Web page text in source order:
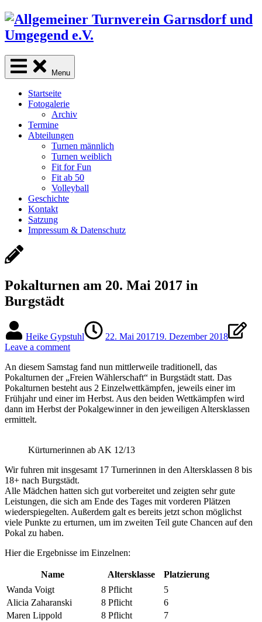
Skip
content
Menu
Startseite
Fotogalerie
Archiv
Termine
Abteilungen
Turnen männlich
Turnen weiblich
Fit for Fun
Fit ab 50
Volleyball
Geschichte
Kontakt
Satzung
Impressum & Datenschutz
Pokalturnen am 20. Mai 2017 in
Burgstädt
Heike Gypstuhl 22. Mai 201719. Dezember 2018
Leave a comment
An diesem Samstag fand nun mittlerweile traditionell, das
Pokalturnen der „Freien Wählerschaft“ in Burgstädt statt. Das
Pokalturnen besteht aus 2 Einzelwettkämpfen, jeweils einer im
Frühjahr und einer im Herbst. Aus den beiden Wettkämpfen wird
dann im Herbst der Pokalgewinner in den jeweiligen Altersklassen
ermittelt.
Kürturnerinnen ab AK 12/13
Wir fuhren mit insgesamt 17 Turnerinnen in den Altersklassen 8 bis
18+ nach Burgstädt.
Alle Mädchen hatten sich gut vorbereitet und zeigten sehr gute
Leistungen, die sich am Ende des Tages mit vorderen Plätzen
wiederspiegelten. Außerdem galt es bereits jetzt schon möglichst
viele Punkte zu erturnen, um im zweiten Teil gute Chancen auf den
Pokal zu haben.
Hier die Ergebnisse im Einzelnen:
Name Altersklasse
Platzierung
Wanda Voigt
8 Pflicht
5
Alicia Zaharanski
8 Pflicht
6
Maren Lippold
8 Pflicht
7